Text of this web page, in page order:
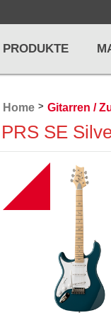
PRODUKTE
... mehr
Home > Gitarren /
PRS SE